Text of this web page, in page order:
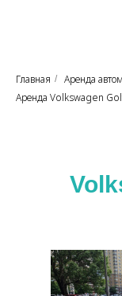
Главная / Аренда
Аренда Volkswagen